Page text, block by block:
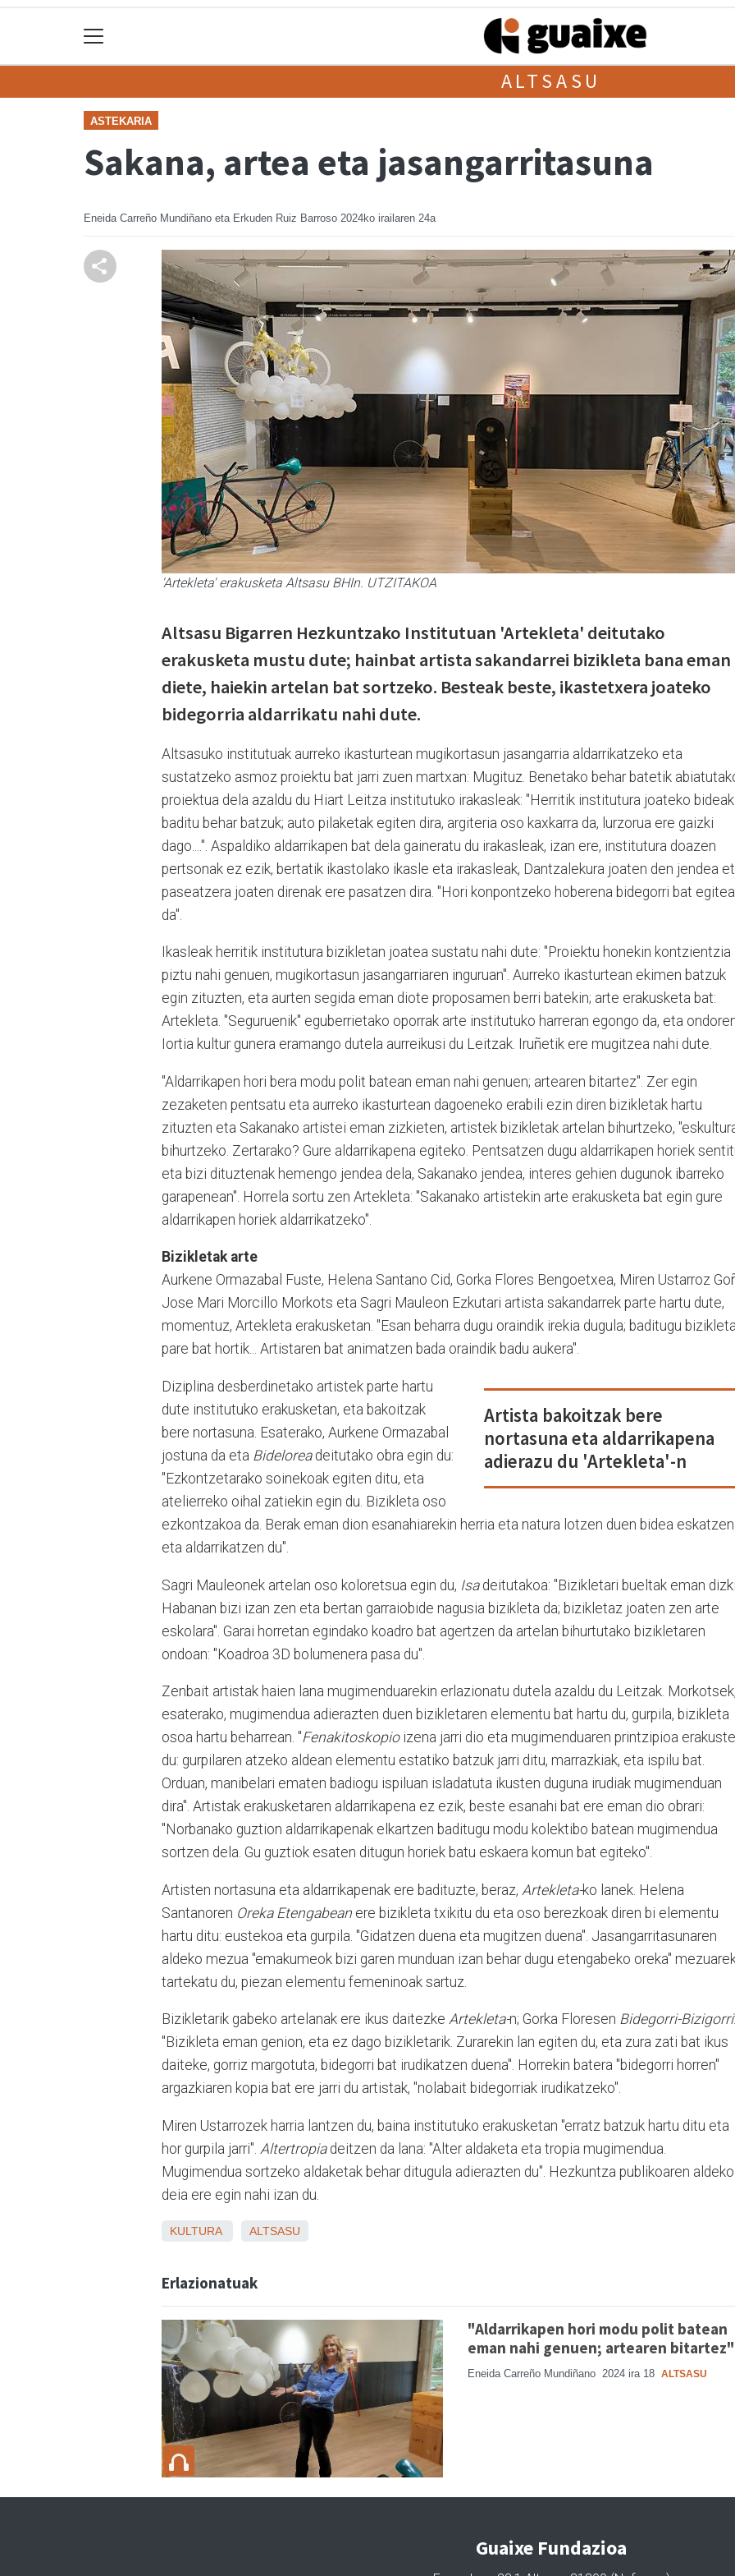
ALTSASU
ASTEKARIA
Sakana, artea eta jasangarritasuna
Eneida Carreño Mundiñano eta Erkuden Ruiz Barroso 2024ko irailaren 24a
'Artekleta' erakusketa Altsasu BHIn. UTZITAKOA
Altsasu Bigarren Hezkuntzako Institutuan 'Artekleta' deitutako
erakusketa mustu dute; hainbat artista sakandarrei bizikleta bana eman
diete, haiekin artelan bat sortzeko. Besteak beste, ikastetxera joateko
bidegorria aldarrikatu nahi dute.
Altsasuko institutuak aurreko ikasturtean mugikortasun jasangarria aldarrikatzeko eta
sustatzeko asmoz proiektu bat jarri zuen martxan: Mugituz. Benetako behar batetik
proiektua dela azaldu du Hiart Leitza institutuko irakasleak: "Herritik institutura joateko bideak
baditu behar batzuk; auto pilaketak egiten dira, argiteria oso kaxkarra da, lurzorua ere gaizki
dago....". Aspaldiko aldarrikapen bat dela gaineratu du irakasleak, izan ere, institutura doazen
pertsonak ez ezik, bertatik ikastolako ikasle eta irakasleak, Dantzalekura joaten den jendea
paseatzera joaten direnak ere pasatzen dira. "Hori konpontzeko hoberena bidegorri bat egitea
da".
Ikasleak herritik institutura bizikletan joatea sustatu nahi dute: "Proiektu honekin kontzientzia
piztu nahi genuen, mugikortasun jasangarriaren inguruan". Aurreko ikasturtean ekimen batzuk
egin zituzten, eta aurten segida eman diote proposamen berri batekin; arte erakusketa bat:
Artekleta. "Seguruenik" eguberrietako oporrak arte institutuko harreran egongo da, eta
Iortia kultur gunera eramango dutela aurreikusi du Leitzak. Iruñetik ere mugitzea nahi dute.
"Aldarrikapen hori bera modu polit batean eman nahi genuen; artearen bitartez". Zer egin
zezaketen pentsatu eta aurreko ikasturtean dagoeneko erabili ezin diren bizikletak hartu
zituzten eta Sakanako artistei eman zizkieten, artistek bizikletak artelan bihurtzeko,
bihurtzeko. Zertarako? Gure aldarrikapena egiteko. Pentsatzen dugu aldarrikapen horiek
eta bizi dituztenak hemengo jendea dela, Sakanako jendea, interes gehien dugunok ibarreko
garapenean". Horrela sortu zen Artekleta: "Sakanako artistekin arte erakusketa bat egin gure
aldarrikapen horiek aldarrikatzeko".
Bizikletak arte
Aurkene Ormazabal Fuste, Helena Santano Cid, Gorka Flores Bengoetxea, Miren Ustarroz
Jose Mari Morcillo Morkots eta Sagri Mauleon Ezkutari artista sakandarrek parte hartu dute,
momentuz, Artekleta erakusketan. "Esan beharra dugu oraindik irekia dugula; baditugu
pare bat hortik... Artistaren bat animatzen bada oraindik badu aukera".
Artista bakoitzak bere
nortasuna eta aldarrikapena
adierazu du 'Artekleta'-n
Diziplina desberdinetako artistek parte hartu
dute institutuko erakusketan, eta bakoitzak
bere nortasuna. Esaterako, Aurkene Ormazabal
jostuna da eta Bideloreadeitutako obra egin du:
"Ezkontzetarako soinekoak egiten ditu, eta
atelierreko oihal zatiekin egin du. Bizikleta oso
ezkontzakoa da. Berak eman dion esanahiarekin herria eta natura lotzen duen bidea eskatzen
eta aldarrikatzen du".
Sagri Mauleonek artelan oso koloretsua egin du, Isadeitutakoa: "Bizikletari bueltak eman
Habanan bizi izan zen eta bertan garraiobide nagusia bizikleta da; bizikletaz joaten zen arte
eskolara". Garai horretan egindako koadro bat agertzen da artelan bihurtutako bizikletaren
ondoan: "Koadroa 3D bolumenera pasa du".
Zenbait artistak haien lana mugimenduarekin erlazionatu dutela azaldu du Leitzak.
esaterako, mugimendua adierazten duen bizikletaren elementu bat hartu du, gurpila, bizikleta
osoa hartu beharrean. "Fenakitoskopioizena jarri dio eta mugimenduaren printzipioa
du: gurpilaren atzeko aldean elementu estatiko batzuk jarri ditu, marrazkiak, eta ispilu bat.
Orduan, manibelari ematen badiogu ispiluan isladatuta ikusten duguna irudiak mugimenduan
dira". Artistak erakusketaren aldarrikapena ez ezik, beste esanahi bat ere eman dio obrari:
"Norbanako guztion aldarrikapenak elkartzen baditugu modu kolektibo batean mugimendua
sortzen dela. Gu guztiok esaten ditugun horiek batu eskaera komun bat egiteko".
Artisten nortasuna eta aldarrikapenak ere badituzte, beraz, Artekleta-ko lanek. Helena
Santanoren Oreka Etengabean ere bizikleta txikitu du eta oso berezkoak diren bi elementu
hartu ditu: eustekoa eta gurpila. "Gidatzen duena eta mugitzen duena". Jasangarritasunaren
aldeko mezua "emakumeok bizi garen munduan izan behar dugu etengabeko oreka"
tartekatu du, piezan elementu femeninoak sartuz.
Bizikletarik gabeko artelanak ere ikus daitezke Artekleta-n; Gorka Floresen Bidegorri-Bizigorri:
"Bizikleta eman genion, eta ez dago bizikletarik. Zurarekin lan egiten du, eta zura zati bat ikus
daiteke, gorriz margotuta, bidegorri bat irudikatzen duena". Horrekin batera "bidegorri horren"
argazkiaren kopia bat ere jarri du artistak, "nolabait bidegorriak irudikatzeko".
Miren Ustarrozek harria lantzen du, baina institutuko erakusketan "erratz batzuk hartu ditu eta
hor gurpila jarri". Altertropiadeitzen da lana: "Alter aldaketa eta tropia mugimendua.
Mugimendua sortzeko aldaketak behar ditugula adierazten du". Hezkuntza publikoaren aldeko
deia ere egin nahi izan du.
KULTURA ALTSASU
Erlazionatuak
"Aldarrikapen hori modu polit batean
eman nahi genuen; artearen bitartez"
Eneida Carreño Mundiñano 2024 ira 18 ALTSASU
Guaixe Fundazioa